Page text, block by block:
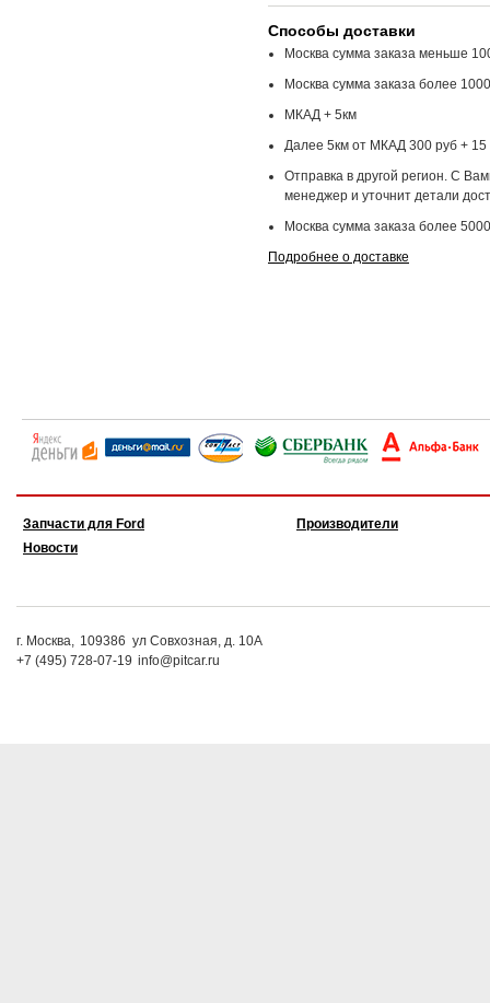
Способы доставки
Москва сумма заказа меньше
Москва сумма заказа более
МКАД + 5км
Далее 5км от МКАД 300 руб + 15
Отправка в другой регион. С
менеджер и уточнит детали
Москва сумма заказа более
Подробнее о доставке
Запчасти для Ford
Новости
Производители
г. Москва, 109386 ул Совхозная, д. 10А
+7 (495) 728-07-19 info@pitcar.ru